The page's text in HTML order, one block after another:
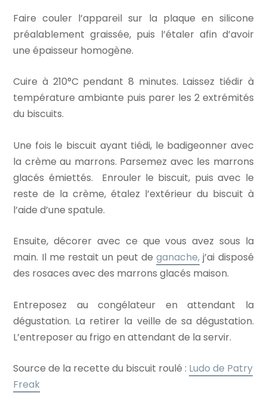
Faire couler l’appareil sur la plaque en silicone
préalablement graissée, puis l’étaler afin d’avoir
une épaisseur homogène.
Cuire à 210°C pendant 8 minutes. Laissez tiédir à
température ambiante puis parer les 2 extrémités
du biscuits.
Une fois le biscuit ayant tiédi, le badigeonner avec
la crème au marrons. Parsemez avec les marrons
glacés émiettés. Enrouler le biscuit, puis avec le
reste de la crème, étalez l’extérieur du biscuit à
l’aide d’une spatule.
Ensuite, décorer avec ce que vous avez sous la
main. Il me restait un peut deganache, j’ai disposé
des rosaces avec des marrons glacés maison.
Entreposez au congélateur en attendant la
dégustation. La retirer la veille de sa dégustation.
L’entreposer au frigo en attendant de la servir.
Source de la recette du biscuit roulé : Ludo de Patry
Freak